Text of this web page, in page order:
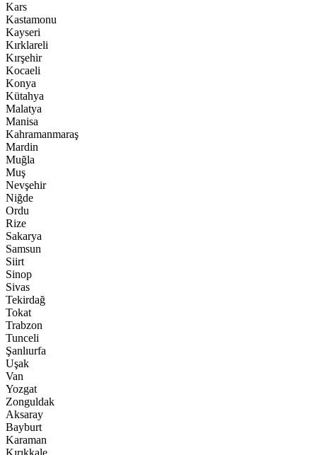
Kars
Kastamonu
Kayseri
Kırklareli
Kırşehir
Kocaeli
Konya
Kütahya
Malatya
Manisa
Kahramanmaraş
Mardin
Muğla
Muş
Nevşehir
Niğde
Ordu
Rize
Sakarya
Samsun
Siirt
Sinop
Sivas
Tekirdağ
Tokat
Trabzon
Tunceli
Şanlıurfa
Uşak
Van
Yozgat
Zonguldak
Aksaray
Bayburt
Karaman
Kırıkkale